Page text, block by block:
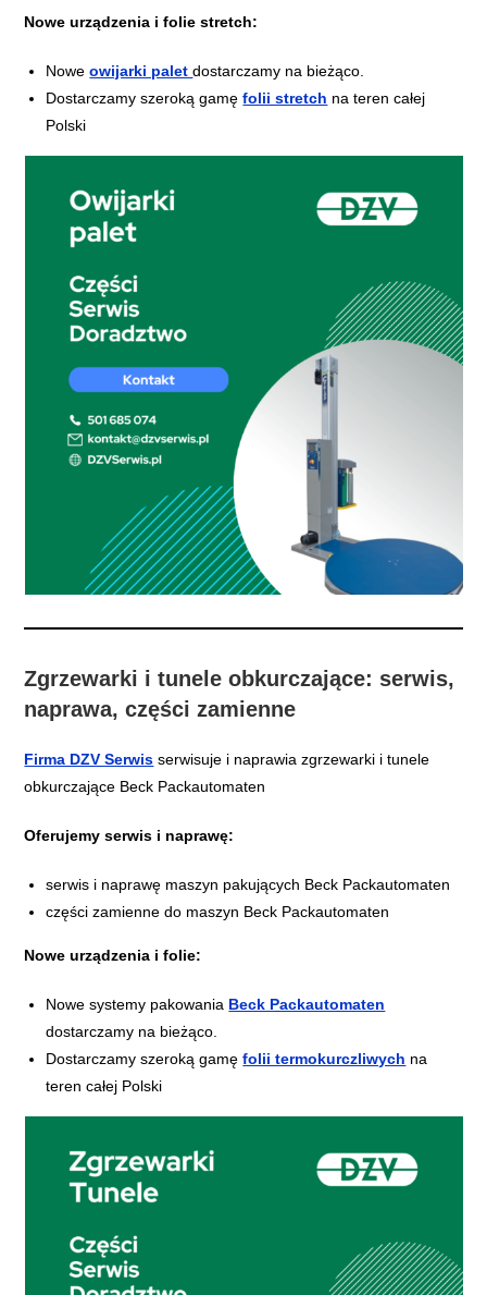
Nowe urządzenia i folie stretch:
Noweowijarki paletdostarczamy na bieżąco.
Dostarczamy szeroką gamęfolii stretch na teren całej
Polski
Zgrzewarki i tunele obkurczające: serwis,
naprawa, części zamienne
Firma DZV Serwis serwisuje i naprawia zgrzewarki i tunele
obkurczające Beck Packautomaten
Oferujemy serwis i naprawę:
serwis i naprawę maszyn pakujących Beck Packautomaten
części zamienne do maszyn Beck Packautomaten
Nowe urządzenia i folie:
Nowe systemy pakowania Beck Packautomaten
dostarczamy na bieżąco.
Dostarczamy szeroką gamęfolii termokurczliwych na
teren całej Polski